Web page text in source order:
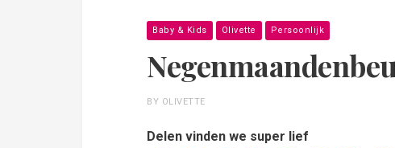
Baby & Kids Olivette Persoonlijk
BY OLIVETTE
Delen vinden we super lief